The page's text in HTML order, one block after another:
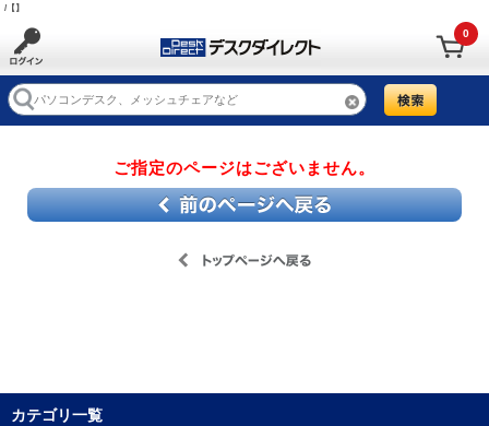
/【】
0
ご指定のページはございません。
カテゴリ一覧